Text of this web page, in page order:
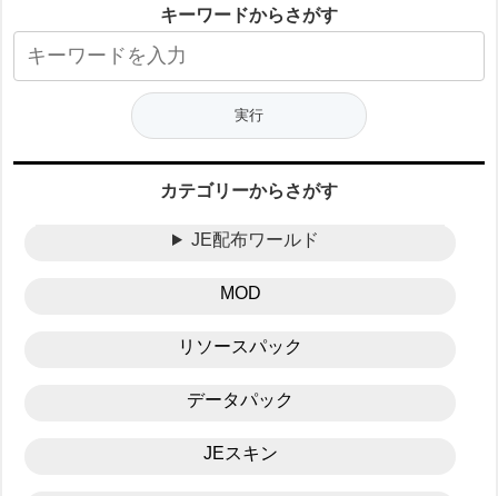
キーワードからさがす
カテゴリーからさがす
JE配布ワールド
MOD
リソースパック
データパック
JEスキン